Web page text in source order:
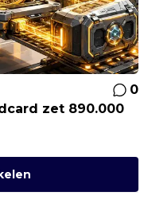
0
zet 890.000